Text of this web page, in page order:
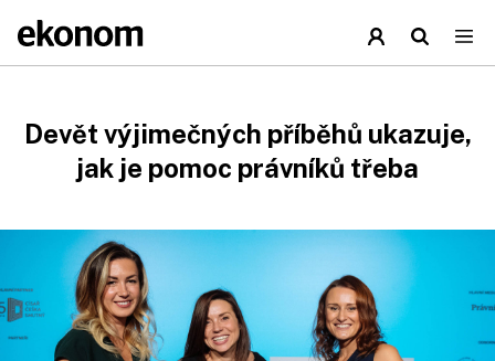
Devět výjimečných příběhů ukazuje,
jak je pomoc právníků třeba